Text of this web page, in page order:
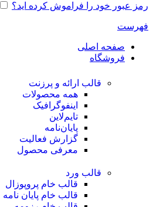
رمز عبور خود را فراموش کرده اید؟
فهرست
صفحه اصلی
فروشگاه
قالب ارائه و پرزنت
همه محصولات
اینفوگرافیک
تایم‌لاین
پایان‌نامه
گزارش فعالیت
معرفی محصول
قالب ورد
قالب خام پروپوزال
قالب خام پایان نامه